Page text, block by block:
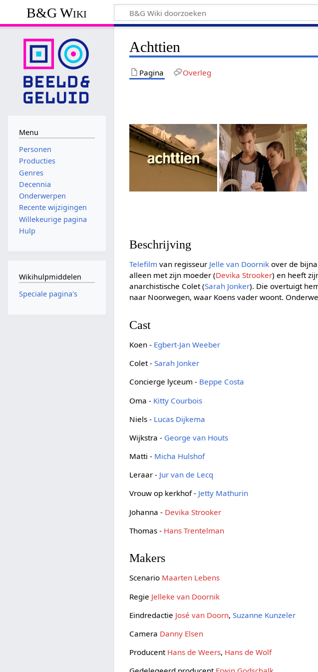
B&G Wiki
Achttien
Pagina Overleg
Beschrijving
Telefilm van regisseur Jelle van Doornik over de
alleen met zijn moeder (Devika Strooker) en heeft
anarchistische Colet (Sarah Jonker). Die overtuigt
naar Noorwegen, waar Koens vader woont.
Cast
Koen - Egbert-Jan Weeber
Colet -Sarah Jonker
Concierge lyceum - Beppe Costa
Oma - Kitty Courbois
Niels - Lucas Dijkema
Wijkstra - George van Houts
Matti - Micha Hulshof
Leraar - Jur van de Lecq
Vrouw op kerkhof - Jetty Mathurin
Johanna - Devika Strooker
Thomas - Hans Trentelman
Makers
Scenario Maarten Lebens
Regie Jelleke van Doornik
Eindredactie José van Doorn,Suzanne Kunzeler
Camera Danny Elsen
Producent Hans de Weers, Hans de Wolf
Menu
Personen
Producties
Genres
Decennia
Onderwerpen
Recente wijzigingen
Willekeurige pagina
Hulp
Wikihulpmiddelen
Speciale pagina's